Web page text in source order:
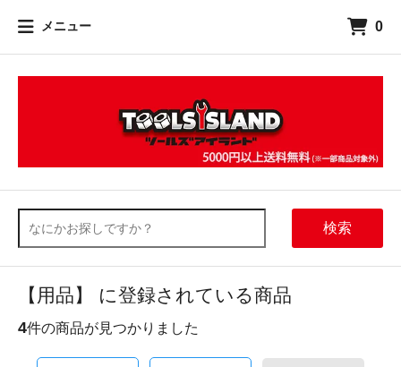
メニュー 0
検索
【用品】 に登録されている商品
4件の商品が見つかりました